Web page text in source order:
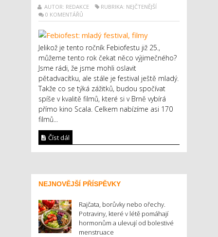
AUTOR: REDAKCE
RUBRIKA: NEJČTENĚJŠÍ
0 KOMENTÁŘŮ
Jelikož je tento ročník Febiofestu již 25.,
můžeme tento rok čekat něco výjimečného?
Jsme rádi, že jsme mohli oslavit
pětadvacítku, ale stále je festival ještě mladý.
Takže co se týká zážitků, budou spočívat
spíše v kvalitě filmů, které si v Brně vybírá
přímo kino Scala. Celkem nabízíme asi 170
filmů...
Číst dál
NEJNOVĚJŠÍ PŘÍSPĚVKY
Rajčata, borůvky nebo ořechy.
Potraviny, které v létě pomáhají
hormonům a ulevují od bolestivé
menstruace